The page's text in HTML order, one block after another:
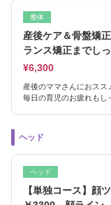
整体
産後ケア＆骨盤矯
ランス矯正までし
¥6,300
産後のママさんにおスス
毎日の育児のお疲れもし
ヘッド
ヘッド
【単独コース】顔